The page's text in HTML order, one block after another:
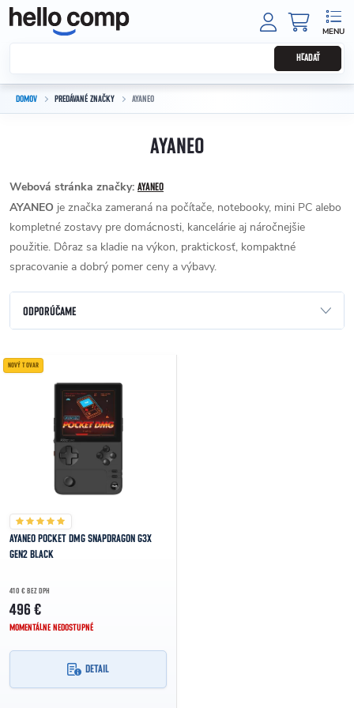
Prejsť na obsah
HĽADAŤ
DOMOV PREDÁVANÉ ZNAČKY AYANEO
AYANEO
Webová stránka značky: AYANEO
AYANEO je značka zameraná na počítače, notebooky, mini PC alebo
kompletné zostavy pre domácnosti, kancelárie aj náročnejšie
použitie. Dôraz sa kladie na výkon, praktickosť, kompaktné
spracovanie a dobrý pomer ceny a výbavy.
Radenie produktov
ODPORÚČAME
NAJDRAHŠIE
NAJPREDÁVANEJŠIE
ABECEDNE
Výpis produktov
NOVÝ TOVAR
AYANEO POCKET DMG SNAPDRAGON G3X
GEN2 BLACK
410 € BEZ DPH
496 €
MOMENTÁLNE NEDOSTUPNÉ
DETAIL